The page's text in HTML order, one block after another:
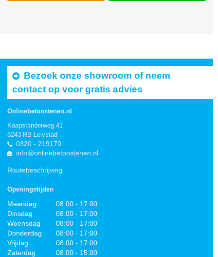
Bezoek onze showroom of neem
contact op voor gratis advies
Onlinebetonstenen.nl
Kaapstanderweg 41
8243 RB Lelystad
0320 - 219170
info@onlinebetonstenen.nl
Routebeschrijving
Openingstijden
Maandag
08:00 - 17:00
Dinsdag
08:00 - 17:00
Woensdag
08:00 - 17:00
Donderdag
08:00 - 17:00
Vrijdag
08:00 - 17:00
Zaterdag
08:00 - 15:00